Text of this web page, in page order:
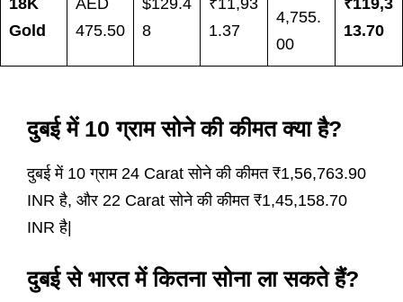
18K
Gold
AED
475.50
$129.4
8
₹11,93
1.37
4,755.
00
₹119,3
13.70
दुबई में 10 ग्राम सोने की कीमत क्या है?
दुबई में 10 ग्राम 24 Carat सोने की कीमत ₹1,56,763.90
INR है, और 22 Carat सोने की कीमत ₹1,45,158.70
INR है|
दुबई से भारत में कितना सोना ला सकते हैं?